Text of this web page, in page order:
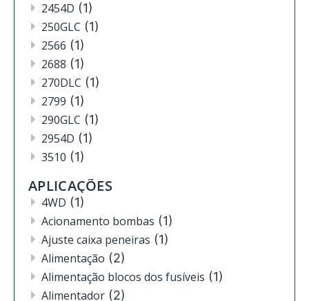
2454D (1)
250GLC (1)
2566 (1)
2688 (1)
270DLC (1)
2799 (1)
290GLC (1)
2954D (1)
3510 (1)
3522(11)
(2)
4720
APLICAÇÕES
4WD (1)
Acionamento bombas (1)
Ajuste caixa peneiras (1)
Alimentação (2)
Alimentação blocos dos fusíveis (1)
Alimentador (2)